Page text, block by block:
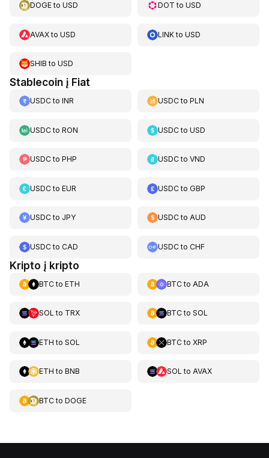
DOGEto USD DOT toUSD
AVAXto USD LINKtoUSD
SHIB to USD
Stablecoin į Fiat
USDCto INR USDCtoPLN
USDCto RON USDCtoUSD
USDCto PHP USDCtoVND
USDCto EUR USDCtoGBP
USDCto JPY USDCtoAUD
USDCto CAD USDCtoCHF
Kripto į kripto
BTCto ETH BTCto ADA
SOL to TRX BTCto SOL
ETH to SOL BTCto XRP
ETH to BNB SOL to AVAX
BTCto DOGE